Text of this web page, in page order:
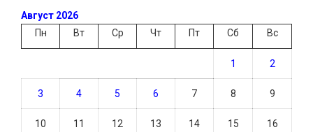
Август 2026
Пн
Вт Ср Чт Пт Сб Вс
1 2
3 4 5 6 7 8 9
10 11 12 13 14 15 16